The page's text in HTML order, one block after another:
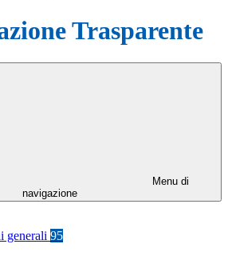
Trasparente
Menu di
navigazione
generali 95